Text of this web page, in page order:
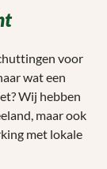
voor
wat een
Wij hebben
maar ook
met lokale